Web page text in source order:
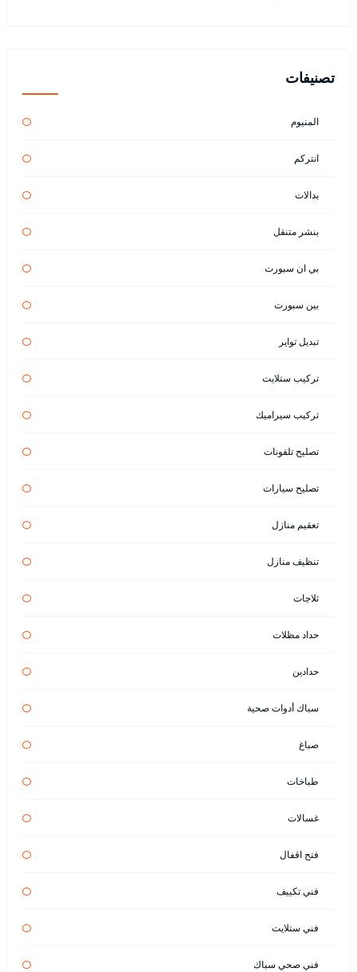
تصنيفات
المنيوم
انتركم
بدالات
بنشر متنقل
بي ان سبورت
بين سبورت
تبديل تواير
تركيب ستلايت
تركيب سيراميك
تصليح تلفونات
تصليح سيارات
تعقيم منازل
تنظيف منازل
ثلاجات
حداد مظلات
حدادين
سباك أدوات صحية
صباغ
طباخات
غسالات
فتح اقفال
فني تكييف
فني ستلايت
فني صحي سباك